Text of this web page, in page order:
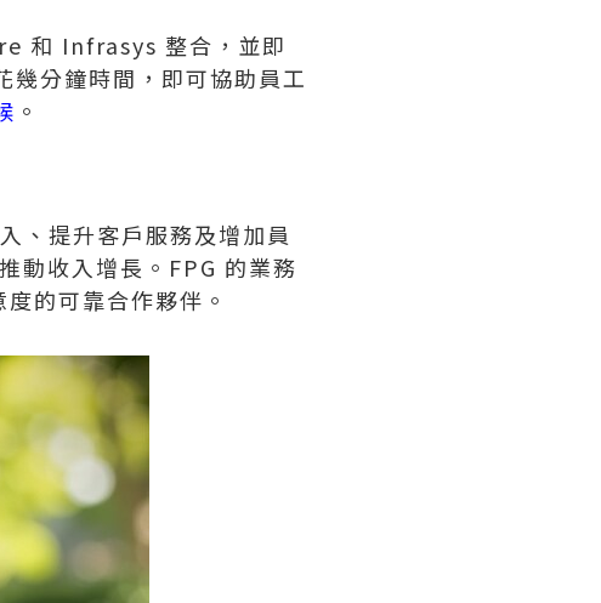
和 Infrasys 整合，並即
分鐘時間，即可協助員工
。
、提升客戶服務及增加員
動收入增長。FPG 的業務
的可靠合作夥伴。